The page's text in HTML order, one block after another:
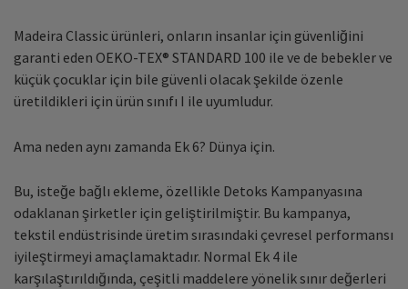
Madeira Classic ürünleri, onların insanlar için güvenliğini
garanti eden OEKO-TEX® STANDARD 100 ile ve de bebekler ve
küçük çocuklar için bile güvenli olacak şekilde özenle
üretildikleri için ürün sınıfı I ile uyumludur.
Ama neden aynı zamanda Ek 6? Dünya için.
Bu, isteğe bağlı ekleme, özellikle Detoks Kampanyasına
odaklanan şirketler için geliştirilmiştir. Bu kampanya,
tekstil endüstrisinde üretim sırasındaki çevresel performansı
iyileştirmeyi amaçlamaktadır. Normal Ek 4 ile
karşılaştırıldığında, çeşitli maddelere yönelik sınır değerleri